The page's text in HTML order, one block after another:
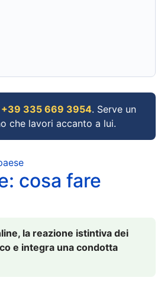
+39 335 669 3954. Serve un
che lavori accanto a lui.
cosa fare
la reazione istintiva dei
e integra una condotta